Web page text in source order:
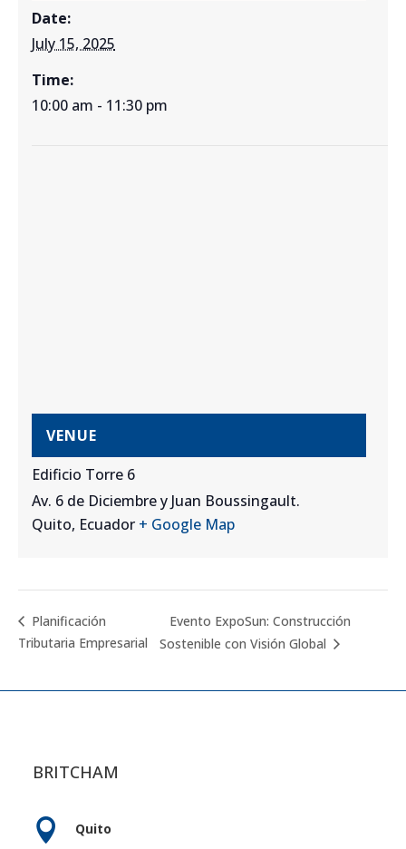
Date:
July 15, 2025
Time:
10:00 am - 11:30 pm
VENUE
Edificio Torre 6
Av. 6 de Diciembre y Juan Boussingault.
Quito, Ecuador + Google Map
Planificación
Tributaria Empresarial
Evento ExpoSun: Construcción
Sostenible con Visión Global
BRITCHAM
 Quito